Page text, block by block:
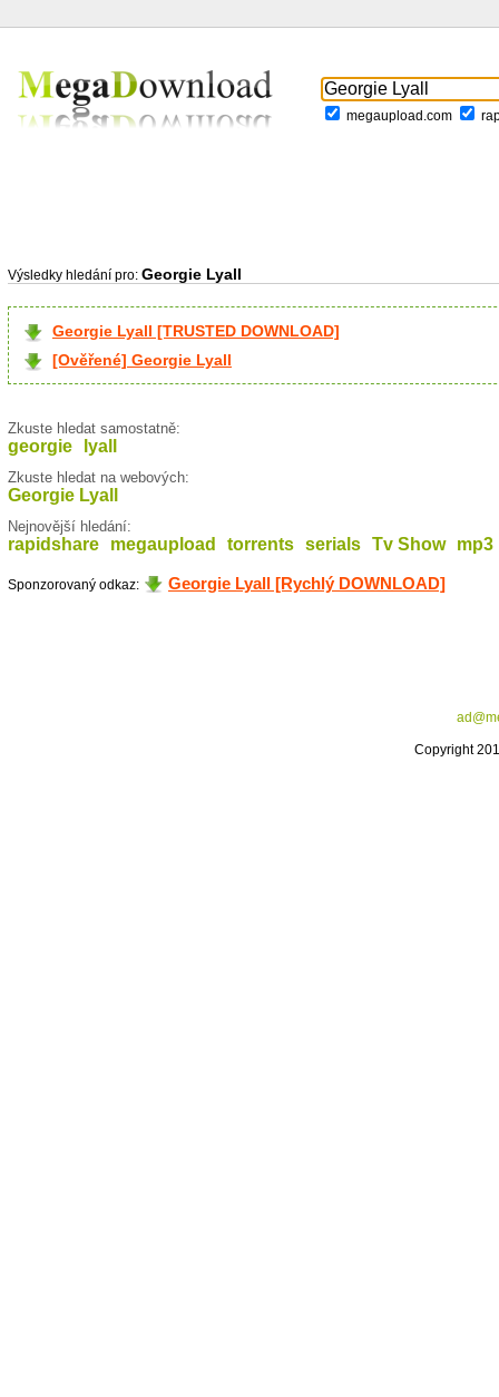
megaupload.com
Výsledky hledání pro: Georgie Lyall
Georgie Lyall [TRUSTED DOWNLOAD]
[Ověřené] Georgie Lyall
Zkuste hledat samostatně:
georgie lyall
Zkuste hledat na webových:
Georgie Lyall
Nejnovější hledání:
rapidshare megaupload torrents serials Tv Show mp3
Sponzorovaný odkaz: Georgie Lyall [Rychlý DOWNLOAD]
Copyright